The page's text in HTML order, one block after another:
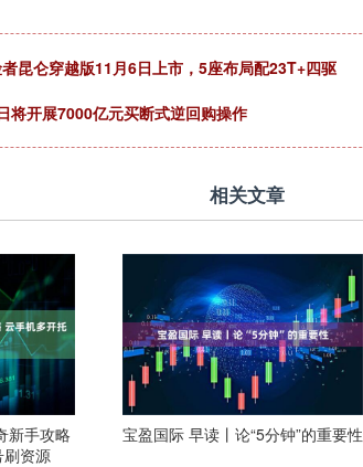
昆仑穿越版11月6日上市，5座布局配23T+四驱
将开展7000亿元买断式逆回购操作
相关文章
新手攻略
资源
宝盈国际 早读丨论“5分钟”的重要性